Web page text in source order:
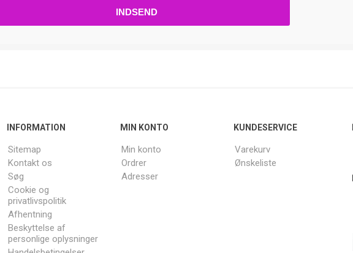
INFORMATION
Sitemap
Kontakt os
Søg
Cookie og
privatlivspolitik
Afhentning
Beskyttelse af
personlige oplysninger
MIN KONTO
Min konto
Ordrer
Adresser
KUNDESERVICE
Varekurv
Ønskeliste